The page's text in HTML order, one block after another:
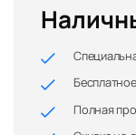
Полная